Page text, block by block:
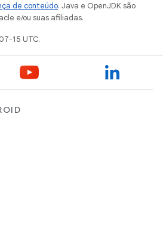
de conteúdo. Java e OpenJDK são
e/ou suas afiliadas.
15 UTC.